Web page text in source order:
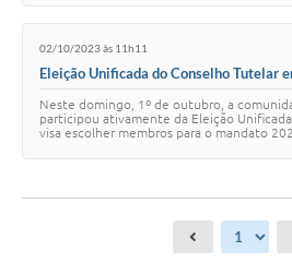
02/10/2023 às 11h11
Eleição Unificada do Conselho Tutelar
Neste domingo, 1º de outubro, a
participou ativamente da Eleição
visa escolher membros para o mandato